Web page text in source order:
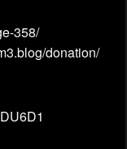
358/
donation/